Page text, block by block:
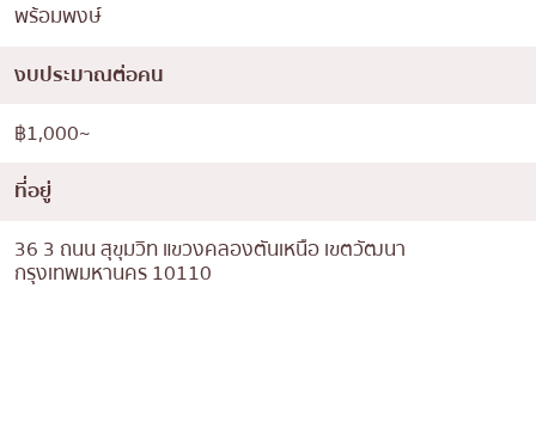
พร้อมพงษ์
งบประมาณต่อคน
฿1,000~
ที่อยู่
36 3 ถนน สุขุมวิท แขวงคลองตันเหนือ เขตวัฒนา
กรุงเทพมหานคร 10110